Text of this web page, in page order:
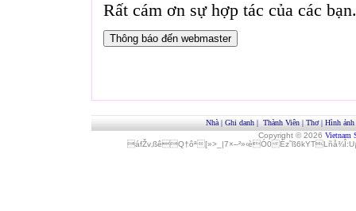
Rất cám ơn sự hợp tác của các bạn.
Nhà | Ghi danh | Thành Viên | Thơ| Hình ảnh
Copyright © 2026 Vietnam
áfŽv‚ßêQ†ôª[»>_|7×–²»‹èÓ0